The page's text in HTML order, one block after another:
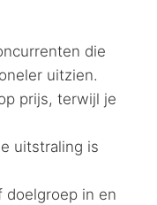
die
uitzien.
prijs, terwijl je
uitstraling is
doelgroep in en